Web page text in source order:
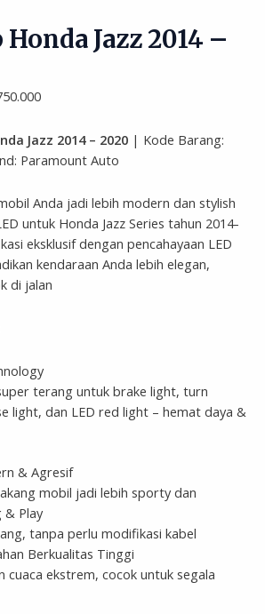
Jazz 2014 –
Jazz 2014 – 2020 | Kode Barang:
Paramount Auto
Anda jadi lebih modern dan stylish
untuk Honda Jazz Series tahun 2014-
eksklusif dengan pencahayaan LED
kendaraan Anda lebih elegan,
di jalan
terang untuk brake light, turn
light, dan LED red light – hemat daya &
& Agresif
mobil jadi lebih sporty dan
& Play
tanpa perlu modifikasi kabel
Berkualitas Tinggi
cuaca ekstrem, cocok untuk segala